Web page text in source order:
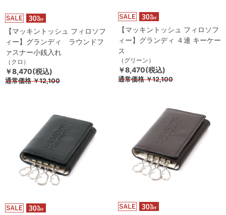
【マッキントッシュ フィロソフ
ィー】グランディ ラウンドフ
ァスナー小銭入れ
（クロ）
￥8,470(税込)
通常価格￥12,100
【マッキントッシュ フィロソフ
ィー】グランディ ４連 キーケー
ス
（グリーン）
￥8,470(税込)
通常価格￥12,100